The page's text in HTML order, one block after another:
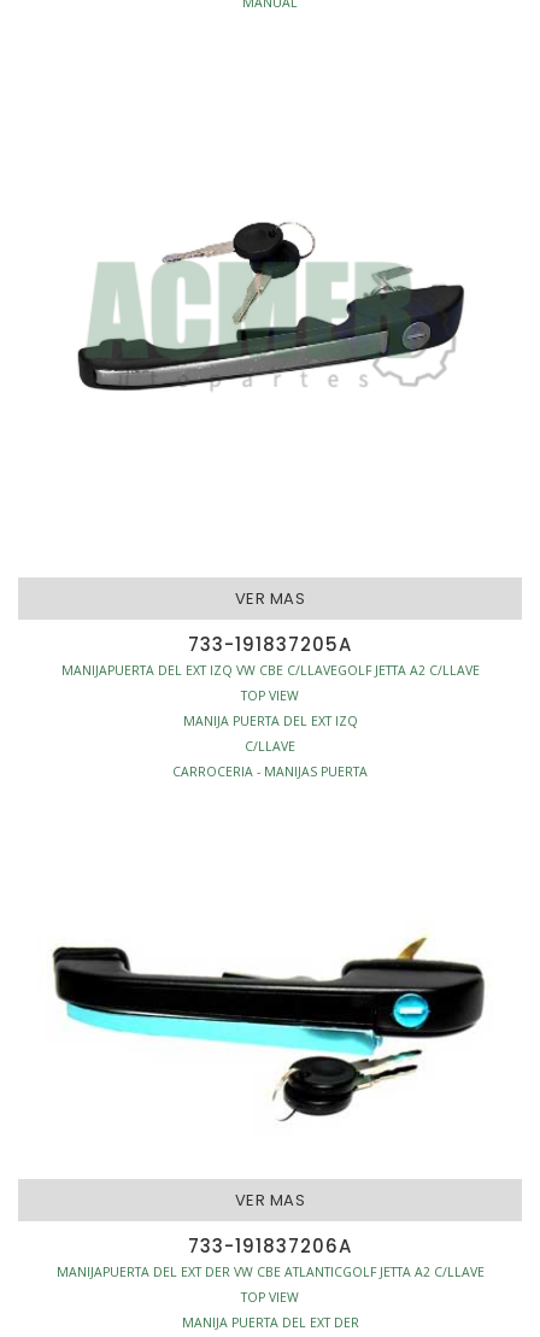
VER MAS
733-191837205A
MANIJAPUERTA DEL EXT IZQ VW CBE C/LLAVEGOLF JETTA A2 C/LLAVE
TOP VIEW
MANIJA PUERTA DEL EXT IZQ
C/LLAVE
CARROCERIA - MANIJAS PUERTA
VER MAS
733-191837206A
MANIJAPUERTA DEL EXT DER VW CBE ATLANTICGOLF JETTA A2 C/LLAVE
TOP VIEW
MANIJA PUERTA DEL EXT DER